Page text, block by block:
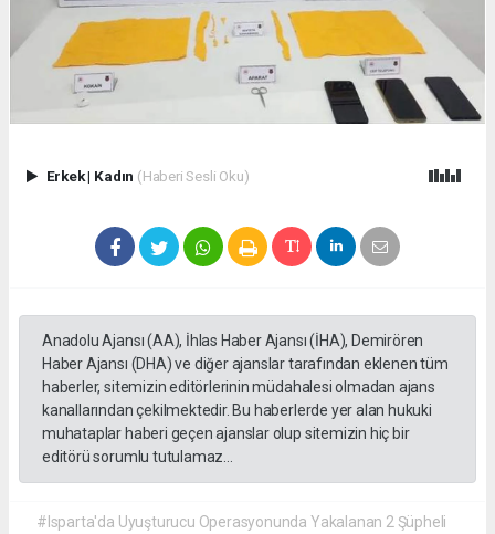
Erkek| Kadın (Haberi Sesli Oku)
Anadolu Ajansı (AA), İhlas Haber Ajansı (İHA), Demirören
Haber Ajansı (DHA) ve diğer ajanslar tarafından eklenen tüm
haberler, sitemizin editörlerinin müdahalesi olmadan ajans
kanallarından çekilmektedir. Bu haberlerde yer alan hukuki
muhataplar haberi geçen ajanslar olup sitemizin hiç bir
editörü sorumlu tutulamaz...
#Isparta'da Uyuşturucu Operasyonunda Yakalanan 2 Şüpheli